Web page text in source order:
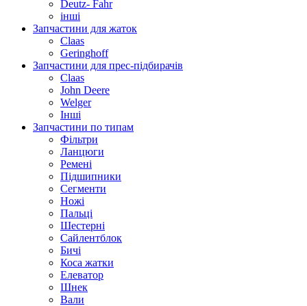
Deutz- Fahr
інші
Запчастини для жаток
Claas
Geringhoff
Запчастини для прес-підбирачів
Claas
John Deere
Welger
Інші
Запчастини по типам
Фільтри
Ланцюги
Ремені
Підшипники
Сегменти
Ножі
Пальці
Шестерні
Сайлентблок
Бичі
Коса жатки
Елеватор
Шнек
Вали